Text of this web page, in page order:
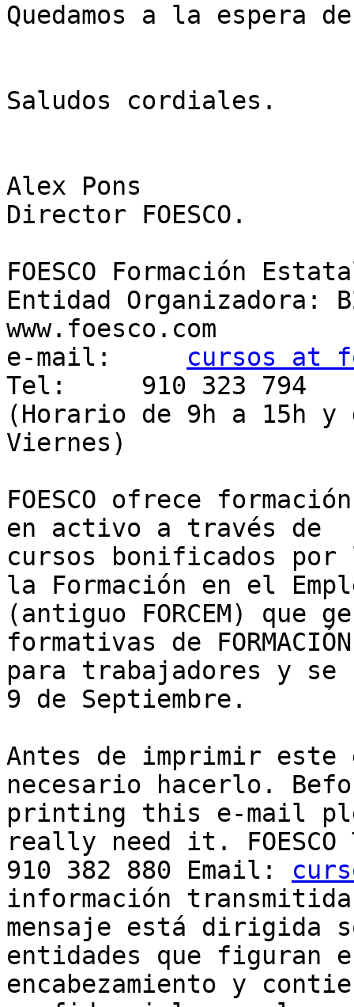
Quedamos a la espera
Saludos cordiales.
Alex Pons
Director FOESCO.
FOESCO Formación
Entidad Organizadora:
www.foesco.com
e-mail: cursos at
Tel:     910 323 794
(Horario de 9h a 15h y
Viernes)
FOESCO ofrece
en activo a través de
cursos bonificados
la Formación en el
(antiguo FORCEM) que
formativas de FORMACIÓN
para trabajadores y
9 de Septiembre.
Antes de imprimir
necesario hacerlo.
printing this e-mail
really need it. FOESCO
910 382 880 Email:
información
mensaje está dirigida
entidades que figuran
encabezamiento y